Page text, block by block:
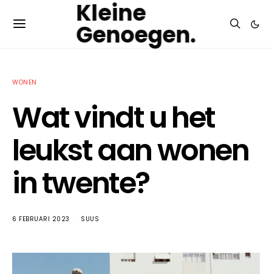
Kleine
Genoegen.
WONEN
Wat vindt u het
leukst aan wonen
in twente?
6 FEBRUARI 2023 SUUS